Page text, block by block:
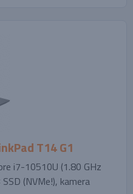
T14 G1
i7-10510U (1.80 GHz
(NVMe!), kamera